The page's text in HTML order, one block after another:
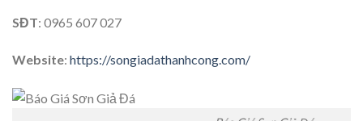
SĐT: 0965 607 027
Website: https://songiadathanhcong.com/